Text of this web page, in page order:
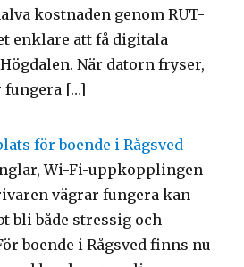
kostnaden genom RUT-
enklare att få digitala
När datorn fryser,
fungera […]
för boende i Rågsved
Wi-Fi-uppkopplingen
vägrar fungera kan
bli både stressig och
boende i Rågsved finns nu